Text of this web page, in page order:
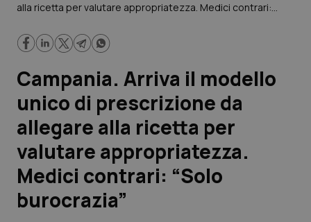
Regioni e Asl
Lavoro e Professioni
Scienza e Farmaci
Studi e Analisi
Lettere al direttore
Edizioni Regionali
alla ricetta per valutare appropriatezza. Medici contrari:
Campania. Arriva il modello
unico di prescrizione da
allegare alla ricetta per
valutare appropriatezza.
Medici contrari: “Solo
burocrazia”